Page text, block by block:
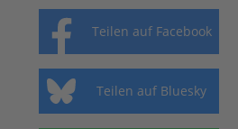
Teilen auf Facebook
Teilen auf Bluesky